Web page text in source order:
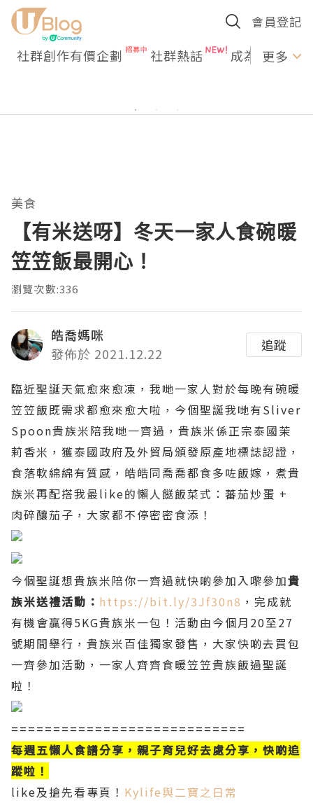
會員登記
社群創作有價企劃 社群熱話 成為U更多
美食
【有米送呀】冬天一家人食碗暖
笠笠飯最開心！
瀏覽次數:336
皓喬媽咪
發佈於 2021.12.22
追蹤
臨近聖誕天氣愈來愈凍，我哋一家人對於每晚有碗暖
笠笠飯既需求都愈來愈大啦，今個聖誕我哋有Sliver
Spoon貴族米陪我哋一齊過，貴族米係正宗泰國茉
莉香米，獲泰國政府及外貿局頒發原產地標誌認證，
食落軟綿綿有質感，皓皓同喬喬都食多咗飯嫁，煮貴
族米再配搭我最like的懶人餸飯菜式：蕃茄炒蛋 +
肉碎釀茄子，大家都不停密密食添！
今個聖誕想貴族米陪你一齊過就快啲參加入嚟參加貴
族米送禮活動： https://bit.ly/3Jf30n8 ，完成就
有機會贏得5KG貴族米一包！活動由今個月20至27
號期間舉行，貴族米百佳獨家發售，大家快啲去買包
一齊參加活動，一家人齊齊食暖笠笠貴族飯過聖誕
啦！
============================
每週五懶人食譜分享，親子育兒好去處分享，快啲追
蹤啦！
like及搶先看專頁！ Kylife與二寶之日常